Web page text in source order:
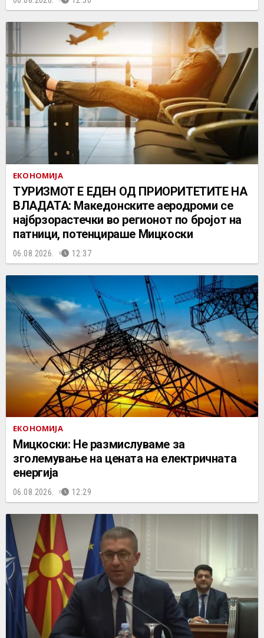
ЕКОНОМИЈА
ТУРИЗМОТ Е ЕДЕН ОД ПРИОРИТЕТИТЕ НА
ВЛАДАТА: Македонските аеродроми се
најбрзорастечки во регионот по бројот на
патници, потенцираше Мицкоски
06.08.2026. 12:37
ЕКОНОМИЈА
Мицкоски: Не размислуваме за
зголемување на цената на електричната
енергија
06.08.2026. 12:29